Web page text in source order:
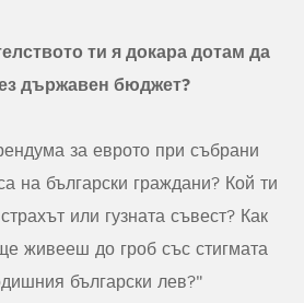
ти я докара дотам да
държавен бюджет?
за еврото при събрани
на български граждани? Кой ти
или гузната съвест? Как
живееш до гроб със стигмата
български лев?"